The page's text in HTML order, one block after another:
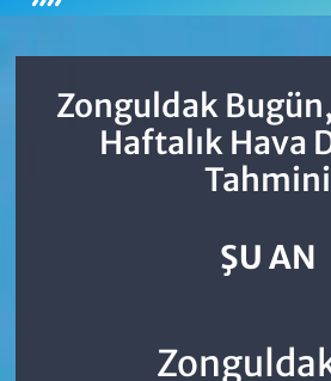
Zonguldak Bugün,
Haftalık Hava
Tahmini
ŞU AN
Sinop Trafik Yoğunluk
Süper Lig Puan Durumu
Son Dakika Haberleri